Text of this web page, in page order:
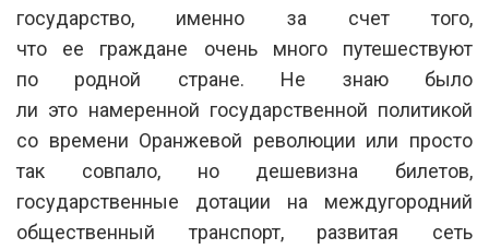
государство, именно за счет того,
что ее граждане очень много путешествуют
по родной стране. Не знаю было
ли это намеренной государственной политикой
со времени Оранжевой революции или просто
так совпало, но дешевизна билетов,
государственные дотации на междугородний
общественный транспорт, развитая сеть